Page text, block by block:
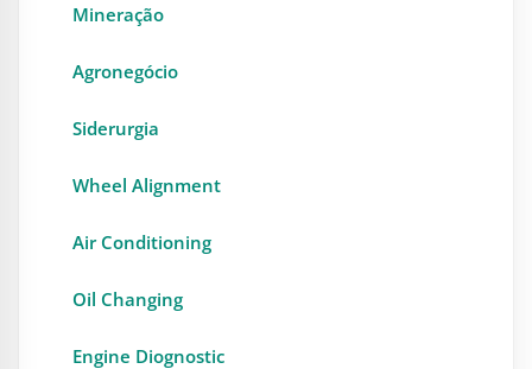
Mineração
Agronegócio
Siderurgia
Wheel Alignment
Air Conditioning
Oil Changing
Engine Diognostic